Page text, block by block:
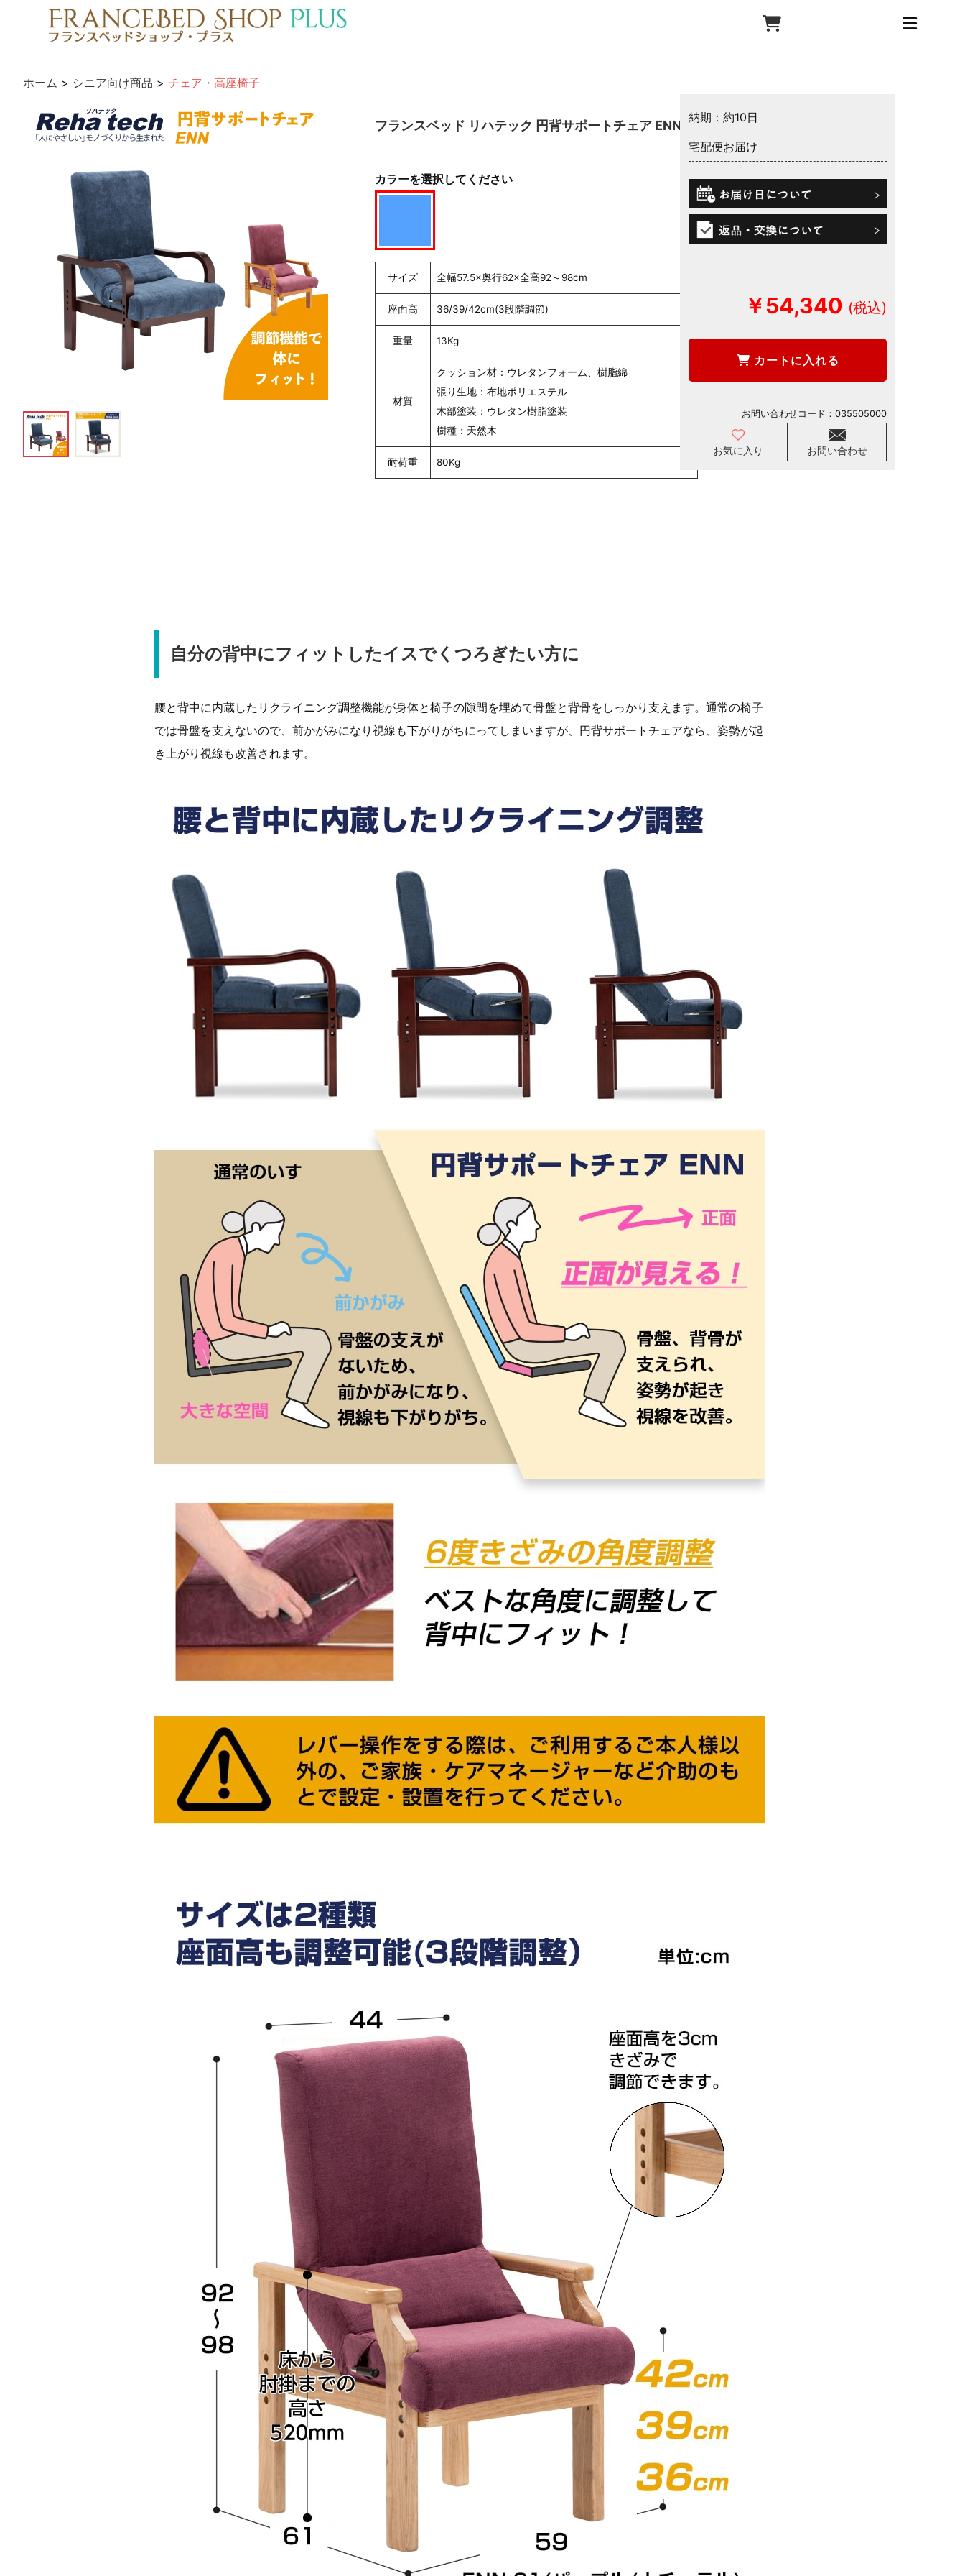
ホーム > シニア向け商品 > チェア・高座椅子
フランスベッド リハテック 円背サポートチェア ENN
カラーを選択してください
サイズ 全幅57.5×奥行62×全高92～98cm
座面高 36/39/42cm(3段階調節)
重量 13Kg
材質
クッション材：ウレタンフォーム、樹脂綿
張り生地：布地ポリエステル
木部塗装：ウレタン樹脂塗装
樹種：天然木
耐荷重 80Kg
納期：約10日
宅配便お届け
￥54,340
カートに入れる
お気に入り お問い合わせ
お問い合わせコード： 035505000
自分の背中にフィットしたイスでくつろぎたい方に
腰と背中に内蔵したリクライニング調整機能が身体と椅子の隙間を埋めて骨盤と背骨をしっかり支えます。通常の椅子
では骨盤を支えないので、前かがみになり視線も下がりがちにってしまいますが、円背サポートチェアなら、姿勢が起
き上がり視線も改善されます。